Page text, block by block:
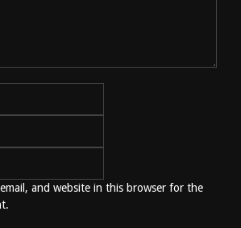
and website in this browser for the